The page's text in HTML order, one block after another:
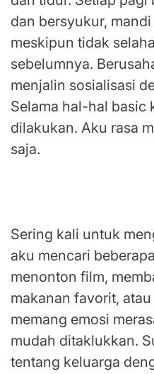
dan bersyukur,
meskipun tidak
sebelumnya.
menjalin sosialisasi
Selama hal-hal basic
dilakukan. Aku rasa
saja.
Sering kali untuk
aku mencari
menonton film,
makanan favorit,
memang emosi
mudah ditaklukkan.
tentang keluarga